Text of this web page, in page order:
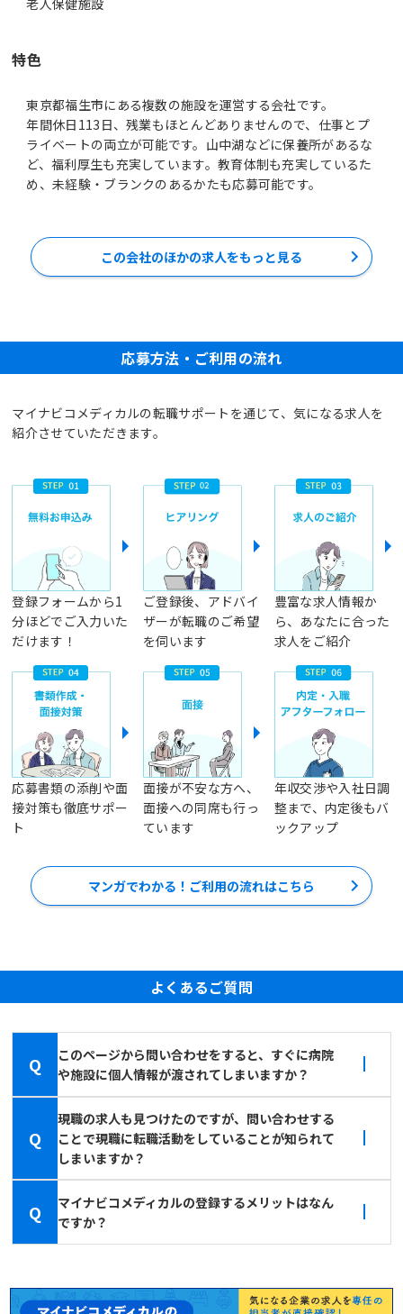
特色
東京都福生市にある複数の施設を運営する会社です。
年間休日113日、残業もほとんどありませんので、仕事とプ
ライベートの両立が可能です。山中湖などに保養所があるな
ど、福利厚生も充実しています。教育体制も充実しているた
め、未経験・ブランクのあるかたも応募可能です。
この会社のほかの求人をもっと見る
応募方法・ご利用の流れ
マイナビコメディカルの転職サポートを通じて、気になる求人を
紹介させていただきます。
登録フォームから1
分ほどでご入力いた
だけます！
ご登録後、アドバイ
ザーが転職のご希望
を伺います
豊富な求人情報か
ら、あなたに合った
求人をご紹介
応募書類の添削や面
接対策も徹底サポー
ト
面接が不安な方へ、
面接への同席も行っ
ています
年収交渉や入社日調
整まで、内定後もバ
ックアップ
マンガでわかる！ご利用の流れはこちら
よくあるご質問
Q
このページから問い合わせをすると、すぐに病院
や施設に個人情報が渡されてしまいますか？
Q
現職の求人も見つけたのですが、問い合わせする
ことで現職に転職活動をしていることが知られて
しまいますか？
Q
マイナビコメディカルの登録するメリットはなん
ですか？